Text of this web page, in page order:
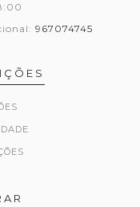
967074745